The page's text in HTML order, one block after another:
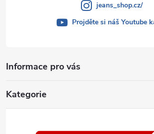
Informace pro vás
Kategorie
jeans_shop.cz/
Projděte si náš Youtube